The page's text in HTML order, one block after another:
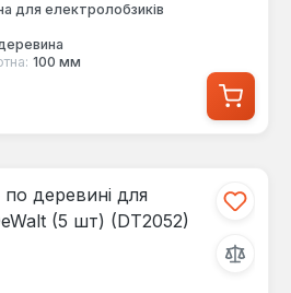
для електролобзиків
100 мм